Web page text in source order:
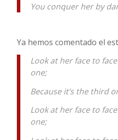
You conquer her by
Ya hemos comentado el
Look at her face to
one;
Because it’s the third
Look at her face to
one;